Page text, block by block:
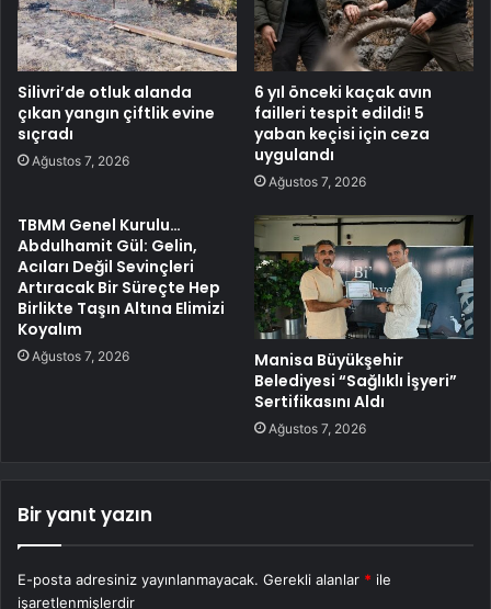
Silivri’de otluk alanda
çıkan yangın çiftlik evine
sıçradı
Ağustos 7, 2026
6 yıl önceki kaçak avın
failleri tespit edildi! 5
yaban keçisi için ceza
uygulandı
Ağustos 7, 2026
TBMM Genel Kurulu…
Abdulhamit Gül: Gelin,
Acıları Değil Sevinçleri
Artıracak Bir Süreçte Hep
Birlikte Taşın Altına Elimizi
Koyalım
Ağustos 7, 2026
Manisa Büyükşehir
Belediyesi “Sağlıklı İşyeri”
Sertifikasını Aldı
Ağustos 7, 2026
Bir yanıt yazın
E-posta adresiniz yayınlanmayacak. Gerekli alanlar * ile
işaretlenmişlerdir